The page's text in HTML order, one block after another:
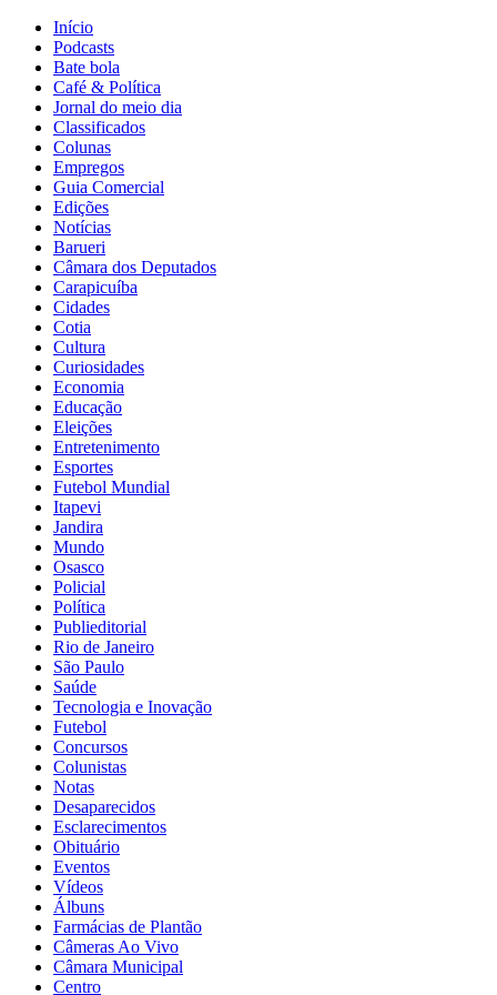
Início
Podcasts
Bate bola
Café & Política
Jornal do meio dia
Classificados
Colunas
Empregos
Guia Comercial
Edições
Notícias
Barueri
Câmara dos Deputados
Carapicuíba
Cidades
Cotia
Cultura
Curiosidades
Economia
Educação
Eleições
Entretenimento
Esportes
Futebol Mundial
Itapevi
Jandira
Mundo
Osasco
Policial
Política
Publieditorial
Rio de Janeiro
São Paulo
Saúde
Tecnologia e Inovação
Futebol
Concursos
Colunistas
Notas
Desaparecidos
Esclarecimentos
Obituário
Eventos
Vídeos
Álbuns
Farmácias de Plantão
Câmeras Ao Vivo
Câmara Municipal
Centro